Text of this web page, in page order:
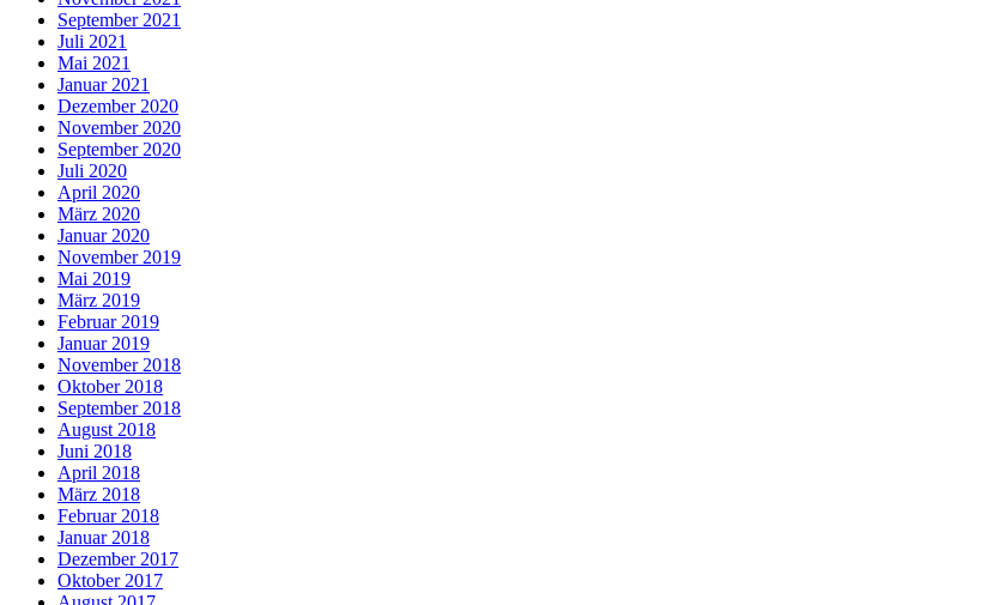
September 2021
Juli 2021
Mai 2021
Januar 2021
Dezember 2020
November 2020
September 2020
Juli 2020
April 2020
März 2020
Januar 2020
November 2019
Mai 2019
März 2019
Februar 2019
Januar 2019
November 2018
Oktober 2018
September 2018
August 2018
Juni 2018
April 2018
März 2018
Februar 2018
Januar 2018
Dezember 2017
Oktober 2017